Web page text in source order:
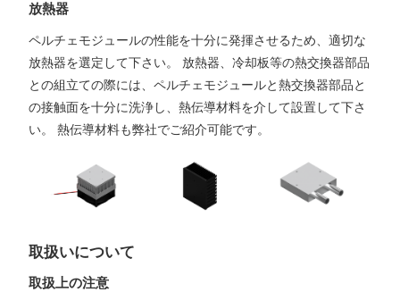
放熱器
ペルチェモジュールの性能を十分に発揮させるため、適切な
放熱器を選定して下さい。 放熱器、冷却板等の熱交換器部品
との組立ての際には、ペルチェモジュールと熱交換器部品と
の接触面を十分に洗浄し、熱伝導材料を介して設置して下さ
い。 熱伝導材料も弊社でご紹介可能です。
取扱いについて
取扱上の注意